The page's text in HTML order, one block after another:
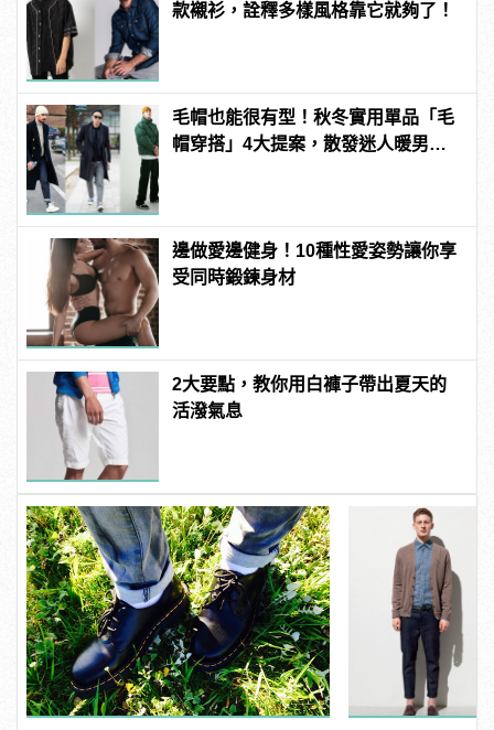
款襯衫，詮釋多樣風格靠它就夠了！
毛帽也能很有型！秋冬實用單品「毛
帽穿搭」4大提案，散發迷人暖男魅
邊做愛邊健身！10種性愛姿勢讓你享
受同時鍛鍊身材
2大要點，教你用白褲子帶出夏天的
活潑氣息